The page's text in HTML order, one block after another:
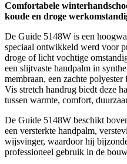
Comfortabele
koude en droge
De Guide 5148W is een
speciaal ontwikkeld werd voor
droge of licht vochtige
een slijtvaste handpalm in
membraan, een zachte
Vis stretch handrug biedt deze
tussen warmte, comfort,
De Guide 5148W beschikt
een versterkte handpalm,
wijsvinger, waardoor hij
professioneel gebruik in de